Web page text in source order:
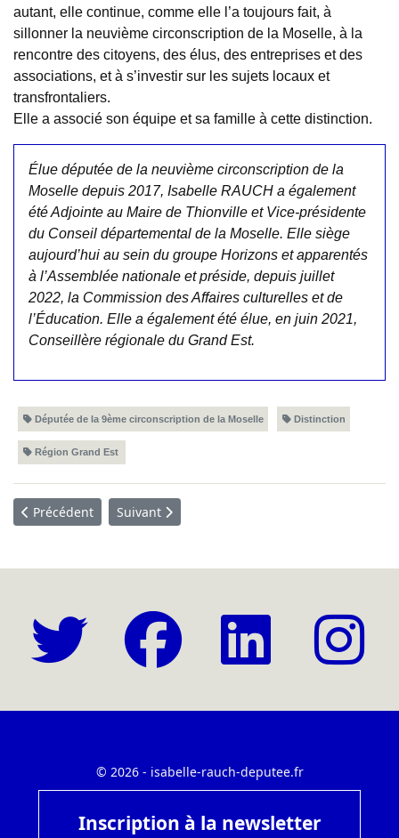
autant, elle continue, comme elle l’a toujours fait, à
sillonner la neuvième circonscription de la Moselle, à la
rencontre des citoyens, des élus, des entreprises et des
associations, et à s’investir sur les sujets locaux et
transfrontaliers.
Elle a associé son équipe et sa famille à cette distinction.
Élue députée de la neuvième circonscription de la
Moselle depuis 2017, Isabelle RAUCH a également
été Adjointe au Maire de Thionville et Vice-présidente
du Conseil départemental de la Moselle. Elle siège
aujourd’hui au sein du groupe Horizons et apparentés
à l’Assemblée nationale et préside, depuis juillet
2022, la Commission des Affaires culturelles et de
l’Éducation. Elle a également été élue, en juin 2021,
Conseillère régionale du Grand Est.
Députée de la 9ème circonscription de la Moselle Distinction
Région Grand Est
Article précédent : Agriculteurs : vivre dignement de son
Précédent Article suivant : Prise en charge par le
Suivant
© 2026 - isabelle-rauch-deputee.fr
Inscription à la newsletter